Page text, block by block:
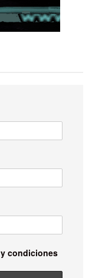
condiciones